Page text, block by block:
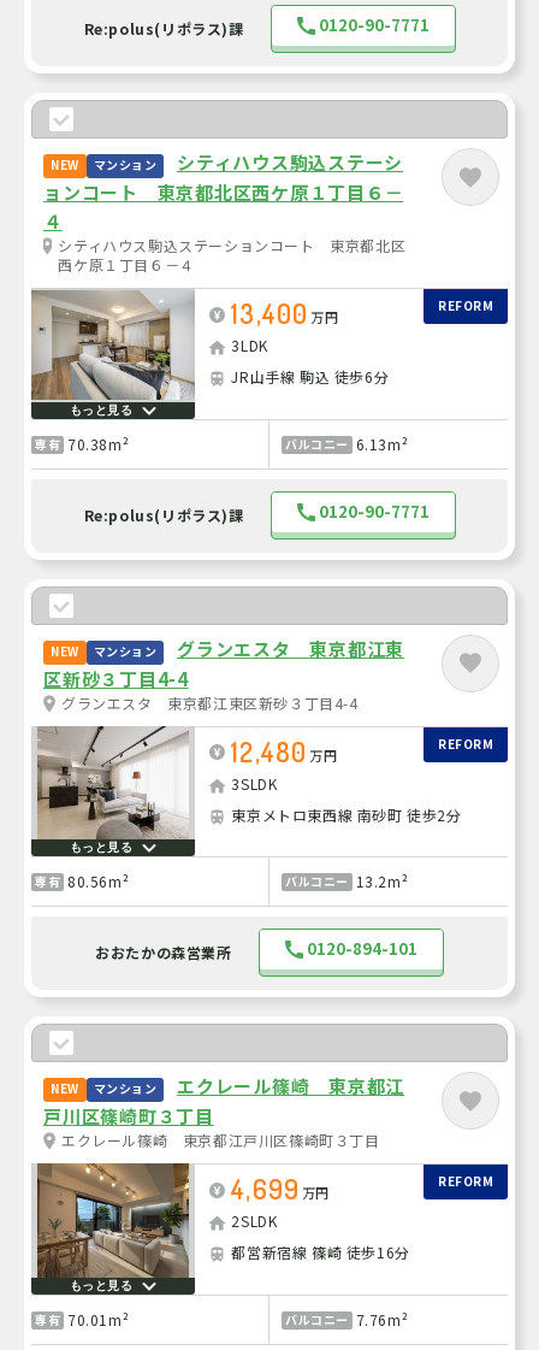
Re:polus(リポラス)課 0120-90-7771
NEW マンション
REFORM
シティハウス駒込ステーシ
ョンコート 東京都北区西ケ原１丁目６－
４
シティハウス駒込ステーションコート 東京都北区
西ケ原１丁目６－４
もっと見る
13,400 万円
3LDK
JR山手線 駒込 徒歩6分
専有 70.38m² バルコニー 6.13m²
Re:polus(リポラス)課 0120-90-7771
NEW マンション
REFORM
グランエスタ 東京都江東
区新砂３丁目4-4
グランエスタ 東京都江東区新砂３丁目4-4
もっと見る
12,480 万円
3SLDK
東京メトロ東西線 南砂町 徒歩2分
専有 80.56m² バルコニー 13.2m²
おおたかの森営業所 0120-894-101
NEW マンション
REFORM
エクレール篠崎 東京都江
戸川区篠崎町３丁目
エクレール篠崎 東京都江戸川区篠崎町３丁目
もっと見る
4,699 万円
2SLDK
都営新宿線 篠崎 徒歩16分
専有 70.01m² バルコニー 7.76m²